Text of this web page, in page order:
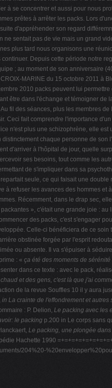
à se concentrer et aussi pour nous
prêtes à arrêter les packs. Lors
d'appréhender son regard
ne sentait pas de vie mais un grand
plus tard nous organisons une
Depuis cette période notre
; au moment de son anniversaire
MARINE du 15 octobre 2011 à
2010 packs peuvent lui
être dans l'échange et témoigner
fil des séances, plus les membres
Ceci fait comprendre l'importance
n'est plus une schizophrène, elle
chaque personne de
d'arriver à l'hôpital de jour, quelle
ses besoins, tout comme les
de s'impliquer dans sa
seule, ce qui faisait une
à refuser les avances des hommes
Récemment, dans le drap sec,
», c'était une grande joie :
des packs, c'est s'engager
Celle-ci bénéficiera de ce
obstinée forgée par l'esprit
ou absente. Il va s'épuiser à
: « ça été des moments de
dans ce texte : avec le pack,
chaud et des gens, c'est là que j'ai
de la revue Souffles 10 il y aura
in La crainte de l'effondrement et autres
: P. Delion, Le packing avec les
le packing p.200 in Le corps sans
Le packing, une plongée dans
Hachette 1990
204%20-